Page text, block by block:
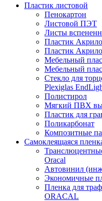
Пластик листовой
Пенокартон
Листовой ПЭТ
Листы
Пластик
Пластик
Мебельный
Мебельный
Стекло для
Plexiglas
Полистирол
Мягкий ПВХ
Пластик для
Поликарбонат
Композитные
Самоклеящаяся
Oracal
Автовинил
Экономичные
Пленка для
ORACAL